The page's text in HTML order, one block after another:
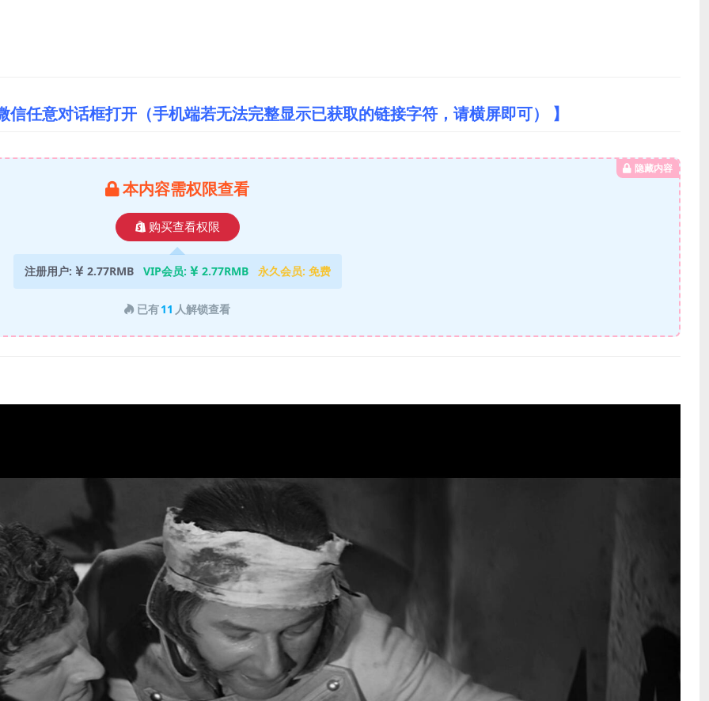
任意对话框打开（手机端若无法完整显示已获取的链接字符，请横屏即可） 】
隐藏内容
本内容需权限查看
购买查看权限
注册用户: 2.77RMB VIP会员: 2.77RMB 永久会员: 免费
已有11 人解锁查看